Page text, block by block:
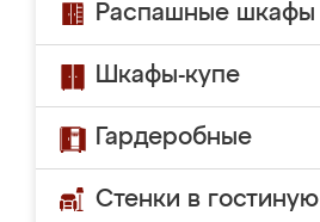
Распашные шкафы
Шкафы-купе
Гардеробные
Стенки в гостиную